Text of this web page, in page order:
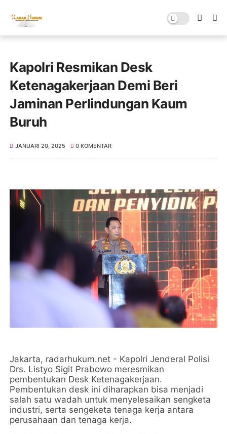
Kapolri Resmikan Desk
Ketenagakerjaan Demi Beri
Jaminan Perlindungan Kaum
Buruh
JANUARI 20, 2025 0 KOMENTAR
Jakarta, radarhukum.net - Kapolri Jenderal Polisi
Drs. Listyo Sigit Prabowo meresmikan
pembentukan Desk Ketenagakerjaan.
Pembentukan desk ini diharapkan bisa menjadi
salah satu wadah untuk menyelesaikan sengketa
industri, serta sengeketa tenaga kerja antara
perusahaan dan tenaga kerja.